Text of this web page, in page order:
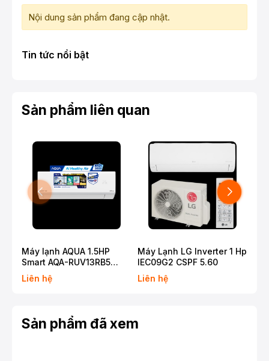
Nội dung sản phẩm đang cập nhật.
Tin tức nổi bật
Sản phẩm liên quan
Máy lạnh AQUA 1.5HP
Smart AQA-RUV13RB5
(2026)
Liên hệ
Máy Lạnh LG Inverter 1 Hp
IEC09G2 CSPF 5.60
Liên hệ
Sản phẩm đã xem